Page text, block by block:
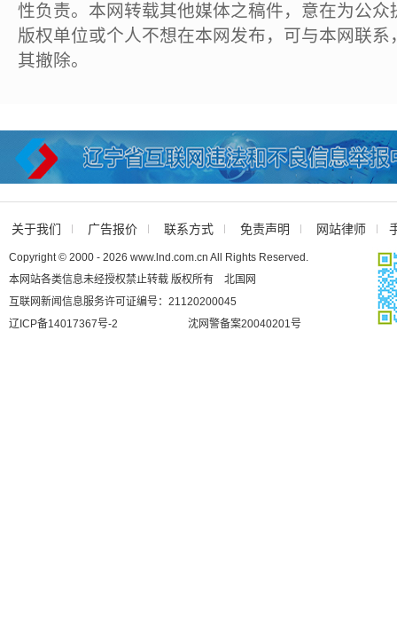
性负责。本网转载其他媒体之稿件，意在为公
版权单位或个人不想在本网发布，可与本网联
其撤除。
关于我们 广告报价 联系方式 免责声明 网站律师
Copyright © 2000 - 2026 www.lnd.com.cn All Rights Reserved.
本网站各类信息未经授权禁止转载 版权所有 北国网
互联网新闻信息服务许可证编号：21120200045
辽ICP备14017367号-2
沈网警备案20040201号